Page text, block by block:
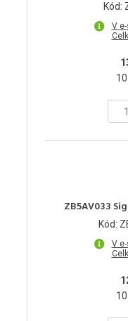
Kód:
V
ZB5AV033
Kód:
V